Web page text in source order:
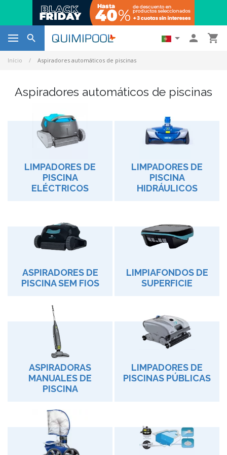
   
Início Aspiradores automáticos de piscinas
Aspiradores automáticos de piscinas
LIMPADORES DE
PISCINA
ELÉCTRICOS
LIMPADORES DE
PISCINA
HIDRÁULICOS
ASPIRADORES DE
PISCINA SEM FIOS
LIMPIAFONDOS DE
SUPERFICIE
ASPIRADORAS
MANUALES DE
PISCINA
LIMPADORES DE
PISCINAS PÚBLICAS